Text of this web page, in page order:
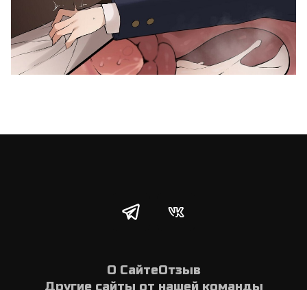
О СайтеОтзыв
Другие сайты от нашей команды